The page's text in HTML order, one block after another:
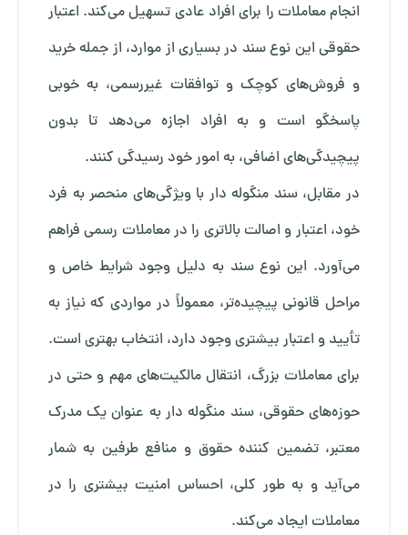
انجام معاملات را برای افراد عادی تسهیل می‌کند. اعتبار
حقوقی این نوع سند در بسیاری از موارد، از جمله خرید
و فروش‌های کوچک و توافقات غیررسمی، به خوبی
پاسخگو است و به افراد اجازه می‌دهد تا بدون
پیچیدگی‌های اضافی، به امور خود رسیدگی کنند.
در مقابل، سند منگوله دار با ویژگی‌های منحصر به فرد
خود، اعتبار و اصالت بالاتری را در معاملات رسمی فراهم
می‌آورد. این نوع سند به دلیل وجود شرایط خاص و
مراحل قانونی پیچیده‌تر، معمولاً در مواردی که نیاز به
تأیید و اعتبار بیشتری وجود دارد، انتخاب بهتری است.
برای معاملات بزرگ، انتقال مالکیت‌های مهم و حتی در
حوزه‌های حقوقی، سند منگوله دار به عنوان یک مدرک
معتبر، تضمین کننده حقوق و منافع طرفین به شمار
می‌آید و به طور کلی، احساس امنیت بیشتری را در
معاملات ایجاد می‌کند.